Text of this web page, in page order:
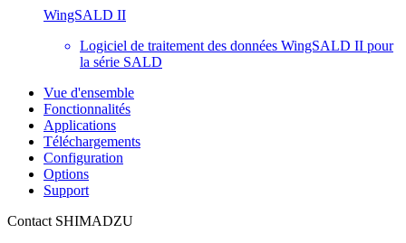
WingSALD II
Logiciel de traitement des données WingSALD II pour
la série SALD
Vue d'ensemble
Fonctionnalités
Applications
Téléchargements
Configuration
Options
Support
Contact SHIMADZU